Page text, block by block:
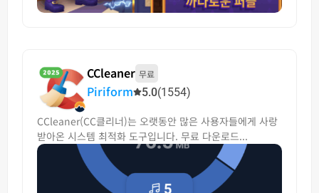
CCleaner 무료
Piriform 5.0(1554)
CCleaner(CC클리너)는 오랫동안 많은 사용자들에게 사랑
받아온 시스템 최적화 도구입니다. 무료 다운로드...